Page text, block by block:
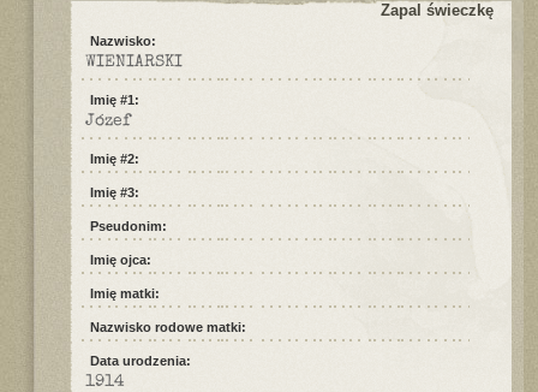
Zapal świeczkę
Nazwisko:
WIENIARSKI
Imię #1:
Józef
Imię #2:
Imię #3:
Pseudonim:
Imię ojca:
Imię matki:
Nazwisko rodowe matki:
Data urodzenia:
1914